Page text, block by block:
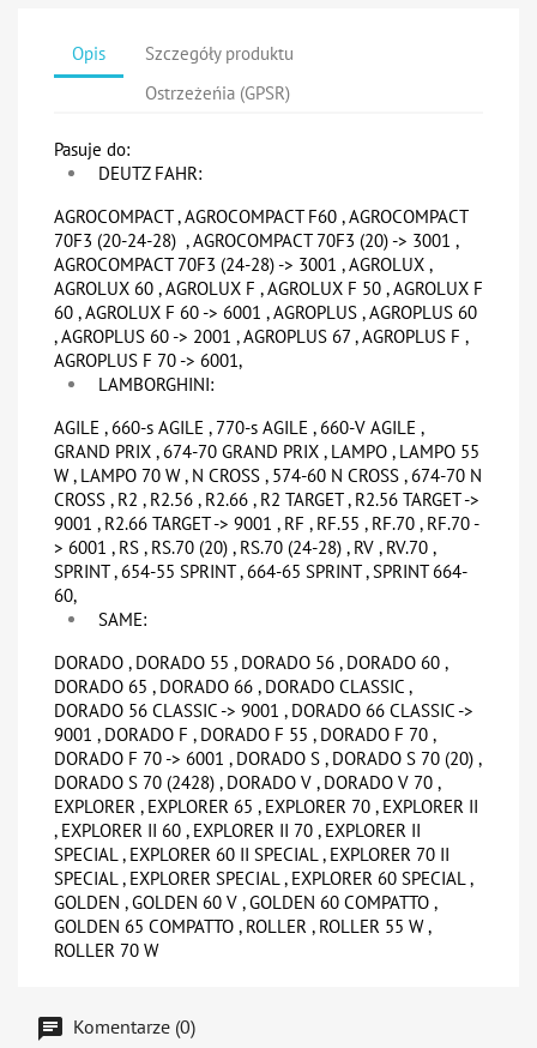
Opis
Szczegóły produktu
Ostrzeżeńia (GPSR)
Pasuje do:
DEUTZ FAHR:
AGROCOMPACT , AGROCOMPACT F60 , AGROCOMPACT
70F3 (20-24-28) , AGROCOMPACT 70F3 (20) -> 3001 ,
AGROCOMPACT 70F3 (24-28) -> 3001 , AGROLUX ,
AGROLUX 60 , AGROLUX F , AGROLUX F 50 , AGROLUX F
60 , AGROLUX F 60 -> 6001 , AGROPLUS , AGROPLUS 60
, AGROPLUS 60 -> 2001 , AGROPLUS 67 , AGROPLUS F ,
AGROPLUS F 70 -> 6001,
LAMBORGHINI:
AGILE , 660-s AGILE , 770-s AGILE , 660-V AGILE ,
GRAND PRIX , 674-70 GRAND PRIX , LAMPO , LAMPO 55
W , LAMPO 70 W , N CROSS , 574-60 N CROSS , 674-70 N
CROSS , R2 , R2.56 , R2.66 , R2 TARGET , R2.56 TARGET ->
9001 , R2.66 TARGET -> 9001 , RF , RF.55 , RF.70 , RF.70 -
> 6001 , RS , RS.70 (20) , RS.70 (24-28) , RV , RV.70 ,
SPRINT , 654-55 SPRINT , 664-65 SPRINT , SPRINT 664-
60,
SAME:
DORADO , DORADO 55 , DORADO 56 , DORADO 60 ,
DORADO 65 , DORADO 66 , DORADO CLASSIC ,
DORADO 56 CLASSIC -> 9001 , DORADO 66 CLASSIC ->
9001 , DORADO F , DORADO F 55 , DORADO F 70 ,
DORADO F 70 -> 6001 , DORADO S , DORADO S 70 (20) ,
DORADO S 70 (2428) , DORADO V , DORADO V 70 ,
EXPLORER , EXPLORER 65 , EXPLORER 70 , EXPLORER II
, EXPLORER II 60 , EXPLORER II 70 , EXPLORER II
SPECIAL , EXPLORER 60 II SPECIAL , EXPLORER 70 II
SPECIAL , EXPLORER SPECIAL , EXPLORER 60 SPECIAL ,
GOLDEN , GOLDEN 60 V , GOLDEN 60 COMPATTO ,
GOLDEN 65 COMPATTO , ROLLER , ROLLER 55 W ,
ROLLER 70 W
Komentarze (0)